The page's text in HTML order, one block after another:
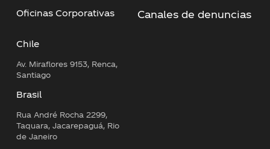
Oficinas Corporativas
Chile
Av. Miraflores 9153, Renca,
Santiago
Brasil
Rua André Rocha 2299,
Taquara, Jacarepaguá, Rio
de Janeiro
Canales de denuncias